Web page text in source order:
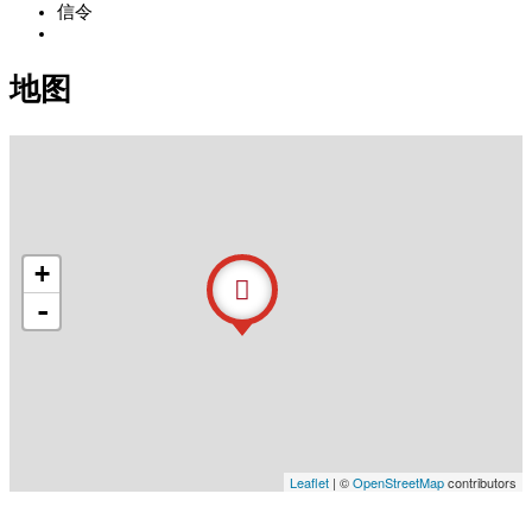
信令
地图
+
-
Leaflet | ©OpenStreetMapcontributors